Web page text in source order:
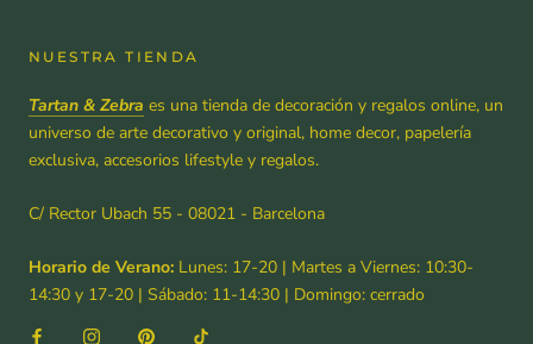
NUESTRA TIENDA
Tartan & Zebra es una tienda de decoración y regalos online, un
universo de arte decorativo y original, home decor, papelería
exclusiva, accesorios lifestyle y regalos.
C/ Rector Ubach 55 - 08021 - Barcelona
Horario de Verano: Lunes: 17-20 | Martes a Viernes: 10:30-
14:30 y 17-20 | Sábado: 11-14:30 | Domingo: cerrado